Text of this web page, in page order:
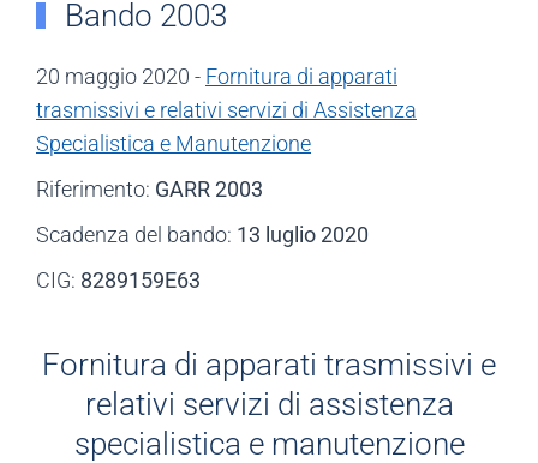
Bando 2003
20 maggio 2020 - Fornitura di apparati
trasmissivi e relativi servizi di Assistenza
Specialistica e Manutenzione
Riferimento: GARR 2003
Scadenza del bando: 13 luglio 2020
CIG: 8289159E63
Fornitura di apparati trasmissivi e
relativi servizi di assistenza
specialistica e manutenzione